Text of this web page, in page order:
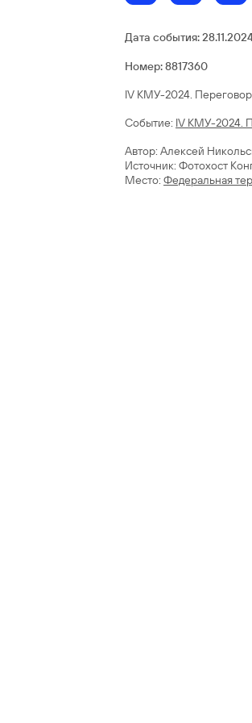
Дата события:
Номер: 8817360
IV КМУ-2024.
Cобытие: IV КМУ-2024.
Автор: Алексей
Источник: Фотохост
Место: Федеральная